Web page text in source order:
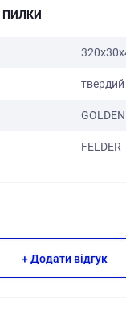
ПИЛКИ
FELDER
+ Додати відгук